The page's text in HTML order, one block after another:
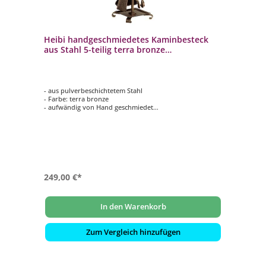
Heibi handgeschmiedetes Kaminbesteck
aus Stahl 5-teilig terra bronze
- aus pulverbeschichtetem Stahl
- Farbe: terra bronze
- aufwändig von Hand geschmiedet
249,00 €*
In den Warenkorb
Zum Vergleich hinzufügen